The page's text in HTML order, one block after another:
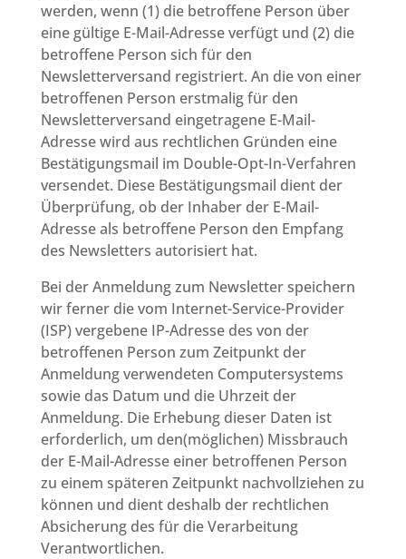
werden, wenn (1) die betroffene Person über
eine gültige E-Mail-Adresse verfügt und (2) die
betroffene Person sich für den
Newsletterversand registriert. An die von einer
betroffenen Person erstmalig für den
Newsletterversand eingetragene E-Mail-
Adresse wird aus rechtlichen Gründen eine
Bestätigungsmail im Double-Opt-In-Verfahren
versendet. Diese Bestätigungsmail dient der
Überprüfung, ob der Inhaber der E-Mail-
Adresse als betroffene Person den Empfang
des Newsletters autorisiert hat.
Bei der Anmeldung zum Newsletter speichern
wir ferner die vom Internet-Service-Provider
(ISP) vergebene IP-Adresse des von der
betroffenen Person zum Zeitpunkt der
Anmeldung verwendeten Computersystems
sowie das Datum und die Uhrzeit der
Anmeldung. Die Erhebung dieser Daten ist
erforderlich, um den(möglichen) Missbrauch
der E-Mail-Adresse einer betroffenen Person
zu einem späteren Zeitpunkt nachvollziehen zu
können und dient deshalb der rechtlichen
Absicherung des für die Verarbeitung
Verantwortlichen.